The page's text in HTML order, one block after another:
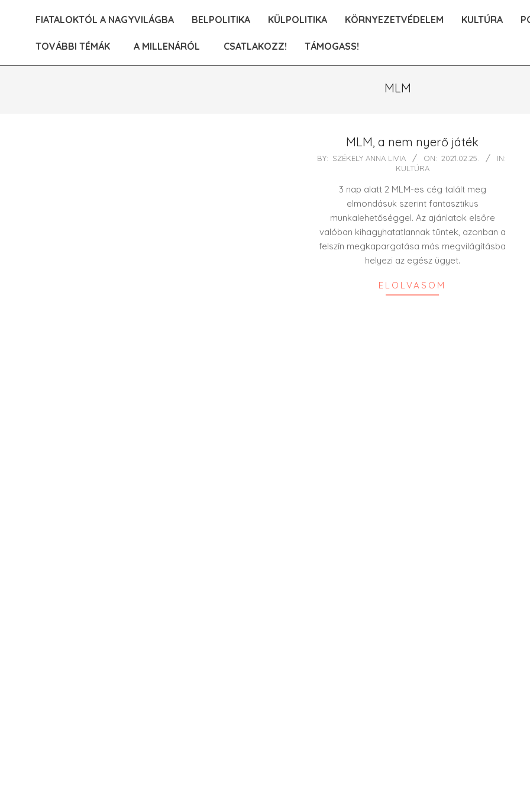
FIATALOKTÓL A NAGYVILÁGBA BELPOLITIKA KÜLPOLITIKA KÖRNYEZETVÉDELEM KULTÚRA
TOVÁBBI TÉMÁK A MILLENÁRÓL CSATLAKOZZ! TÁMOGASS!
MLM
MLM, a nem nyerő játék
2021-
BY: SZÉKELY ANNA LIVIA ON: 2021.02.25.
IN:
KULTÚRA
3 nap alatt 2 MLM-es cég talált meg
elmondásuk szerint fantasztikus
munkalehetőséggel. Az ajánlatok elsőre
valóban kihagyhatatlannak tűntek, azonban a
felszín megkapargatása más megvilágításba
helyezi az egész ügyet.
ELOLVASOM